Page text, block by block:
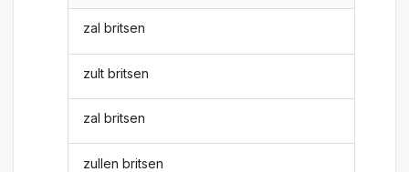
zal britsen
zult britsen
zal britsen
zullen britsen